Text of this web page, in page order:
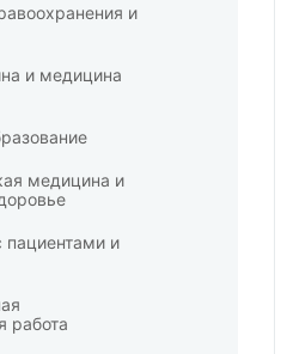
и
и медицина
медицина и
и
работа